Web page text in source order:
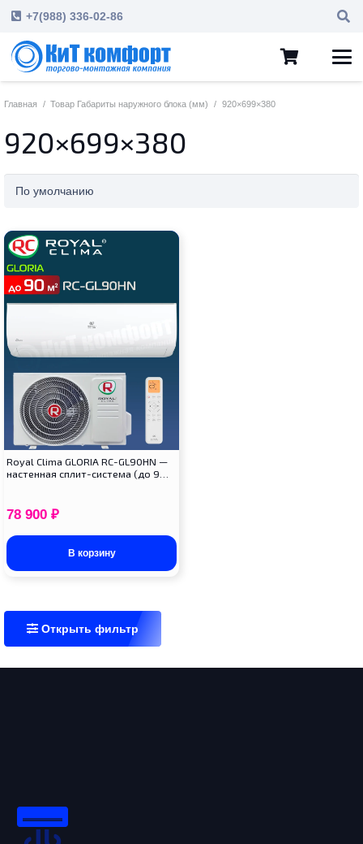
+7(988) 336-02-86
Главная / Товар Габариты наружного блока (мм) / 920×699×380
920×699×380
Royal Clima GLORIA RC-GL90HN —
настенная сплит-система (до 9…
78 900 ₽
В корзину
Открыть фильтр